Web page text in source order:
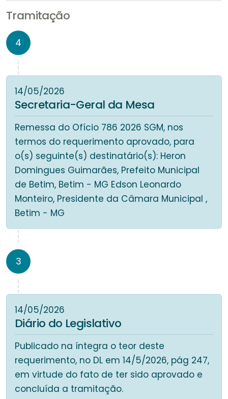
Tramitação
4
14/05/2026
Secretaria-Geral da Mesa
Remessa do Ofício 786 2026 SGM, nos
termos do requerimento aprovado, para
o(s) seguinte(s) destinatário(s): Heron
Domingues Guimarães, Prefeito Municipal
de Betim, Betim - MG Edson Leonardo
Monteiro, Presidente da Câmara Municipal ,
Betim - MG
3
14/05/2026
Diário do Legislativo
Publicado na íntegra o teor deste
requerimento, no DL em 14/5/2026, pág 247,
em virtude do fato de ter sido aprovado e
concluída a tramitação.